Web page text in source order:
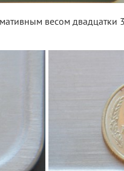
весом двадцатки